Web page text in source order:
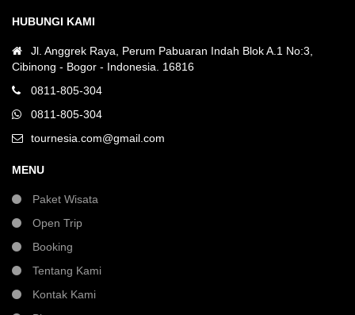
HUBUNGI KAMI
Jl. Anggrek Raya, Perum Pabuaran Indah Blok A.1 No:3,
Cibinong - Bogor - Indonesia. 16816
0811-805-304
0811-805-304
tournesia.com@gmail.com
MENU
Paket Wisata
Open Trip
Booking
Tentang Kami
Kontak Kami